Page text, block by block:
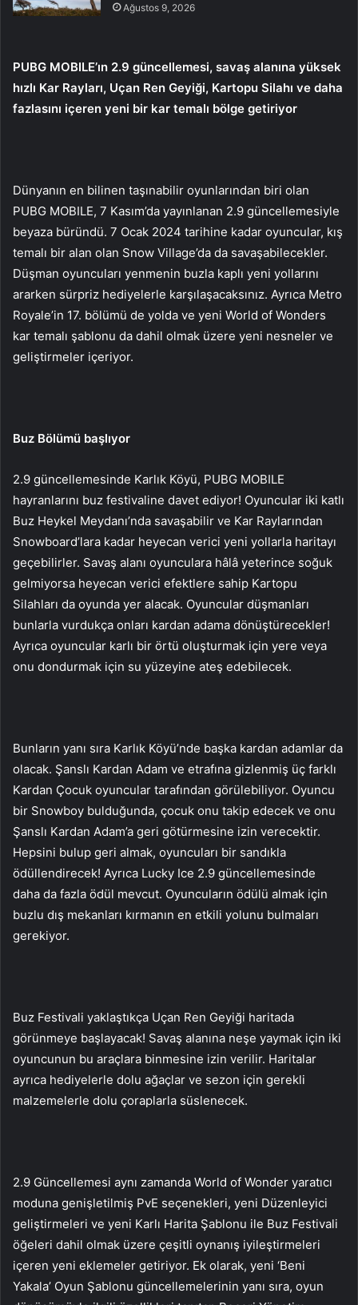
Ağustos 9, 2026
PUBG MOBILE’ın 2.9 güncellemesi, savaş alanına yüksek
hızlı Kar Rayları, Uçan Ren Geyiği, Kartopu Silahı ve daha
fazlasını içeren yeni bir kar temalı bölge getiriyor
Dünyanın en bilinen taşınabilir oyunlarından biri olan
PUBG MOBILE, 7 Kasım’da yayınlanan 2.9 güncellemesiyle
beyaza büründü. 7 Ocak 2024 tarihine kadar oyuncular, kış
temalı bir alan olan Snow Village’da da savaşabilecekler.
Düşman oyuncuları yenmenin buzla kaplı yeni yollarını
ararken sürpriz hediyelerle karşılaşacaksınız. Ayrıca Metro
Royale’in 17. bölümü de yolda ve yeni World of Wonders
kar temalı şablonu da dahil olmak üzere yeni nesneler ve
geliştirmeler içeriyor.
Buz Bölümü başlıyor
2.9 güncellemesinde Karlık Köyü, PUBG MOBILE
hayranlarını buz festivaline davet ediyor! Oyuncular iki katlı
Buz Heykel Meydanı’nda savaşabilir ve Kar Raylarından
Snowboard’lara kadar heyecan verici yeni yollarla haritayı
geçebilirler. Savaş alanı oyunculara hâlâ yeterince soğuk
gelmiyorsa heyecan verici efektlere sahip Kartopu
Silahları da oyunda yer alacak. Oyuncular düşmanları
bunlarla vurdukça onları kardan adama dönüştürecekler!
Ayrıca oyuncular karlı bir örtü oluşturmak için yere veya
onu dondurmak için su yüzeyine ateş edebilecek.
Bunların yanı sıra Karlık Köyü’nde başka kardan adamlar da
olacak. Şanslı Kardan Adam ve etrafına gizlenmiş üç farklı
Kardan Çocuk oyuncular tarafından görülebiliyor. Oyuncu
bir Snowboy bulduğunda, çocuk onu takip edecek ve onu
Şanslı Kardan Adam’a geri götürmesine izin verecektir.
Hepsini bulup geri almak, oyuncuları bir sandıkla
ödüllendirecek! Ayrıca Lucky Ice 2.9 güncellemesinde
daha da fazla ödül mevcut. Oyuncuların ödülü almak için
buzlu dış mekanları kırmanın en etkili yolunu bulmaları
gerekiyor.
Buz Festivali yaklaştıkça Uçan Ren Geyiği haritada
görünmeye başlayacak! Savaş alanına neşe yaymak için iki
oyuncunun bu araçlara binmesine izin verilir. Haritalar
ayrıca hediyelerle dolu ağaçlar ve sezon için gerekli
malzemelerle dolu çoraplarla süslenecek.
2.9 Güncellemesi aynı zamanda World of Wonder yaratıcı
moduna genişletilmiş PvE seçenekleri, yeni Düzenleyici
geliştirmeleri ve yeni Karlı Harita Şablonu ile Buz Festivali
öğeleri dahil olmak üzere çeşitli oynanış iyileştirmeleri
içeren yeni eklemeler getiriyor. Ek olarak, yeni ‘Beni
Yakala’ Oyun Şablonu güncellemelerinin yanı sıra, oyun